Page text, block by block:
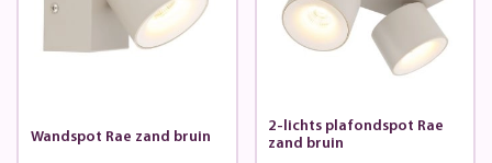
Wandspot Rae zand bruin
2-lichts plafondspot Rae
zand bruin